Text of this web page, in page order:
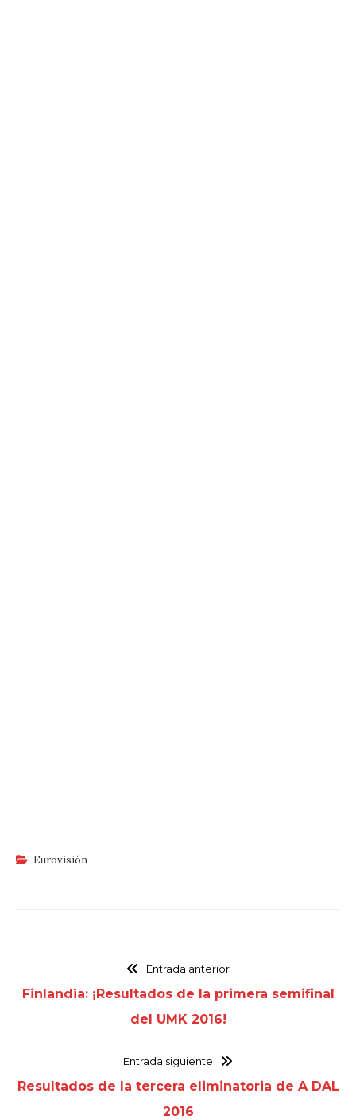
Eurovisión
Entrada anterior
Finlandia: ¡Resultados de la primera semifinal
del UMK 2016!
Entrada siguiente
Resultados de la tercera eliminatoria de A DAL
2016